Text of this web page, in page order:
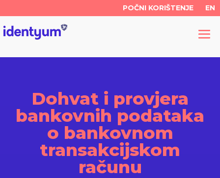
POČNI KORIŠTENJE EN
Dohvat i provjera
bankovnih podataka
o bankovnom
transakcijskom
računu